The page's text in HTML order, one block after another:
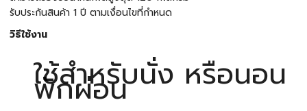
รับประกันสินค้า 1 ปี ตามเงื่อนไขที่กำหนด
วิธีใช้งาน
ใช้สำหรับนั่ง หรือนอน
พักผ่อน